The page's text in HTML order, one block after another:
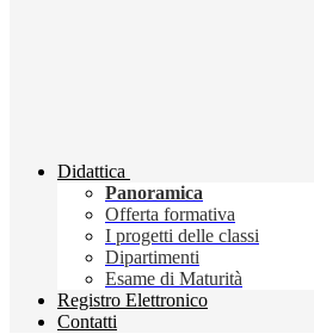
Didattica
Panoramica
Offerta formativa
I progetti delle classi
Dipartimenti
Esame di Maturità
Registro Elettronico
Contatti